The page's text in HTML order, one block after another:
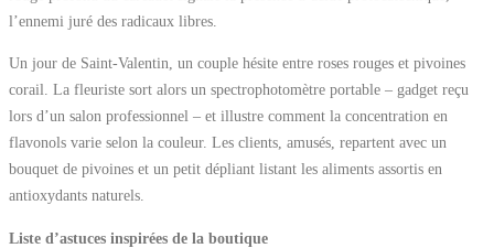
l’ennemi juré des radicaux libres.
Un jour de Saint-Valentin, un couple hésite entre roses rouges et pivoines
corail. La fleuriste sort alors un spectrophotomètre portable – gadget reçu
lors d’un salon professionnel – et illustre comment la concentration en
flavonols varie selon la couleur. Les clients, amusés, repartent avec un
bouquet de pivoines et un petit dépliant listant les aliments assortis en
antioxydants naturels.
Liste d’astuces inspirées de la boutique